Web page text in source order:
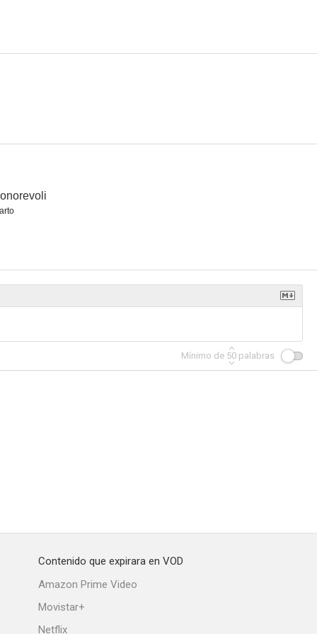
Mínimo de 50 palabras
Contenido que expirara en VOD
Amazon Prime Video
Movistar+
Netflix